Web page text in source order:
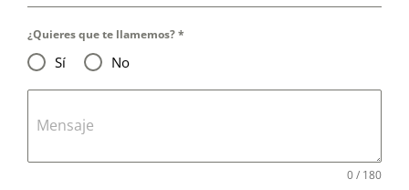
¿Quieres que te llamemos?*
Sí No
Mensaje
0 / 180